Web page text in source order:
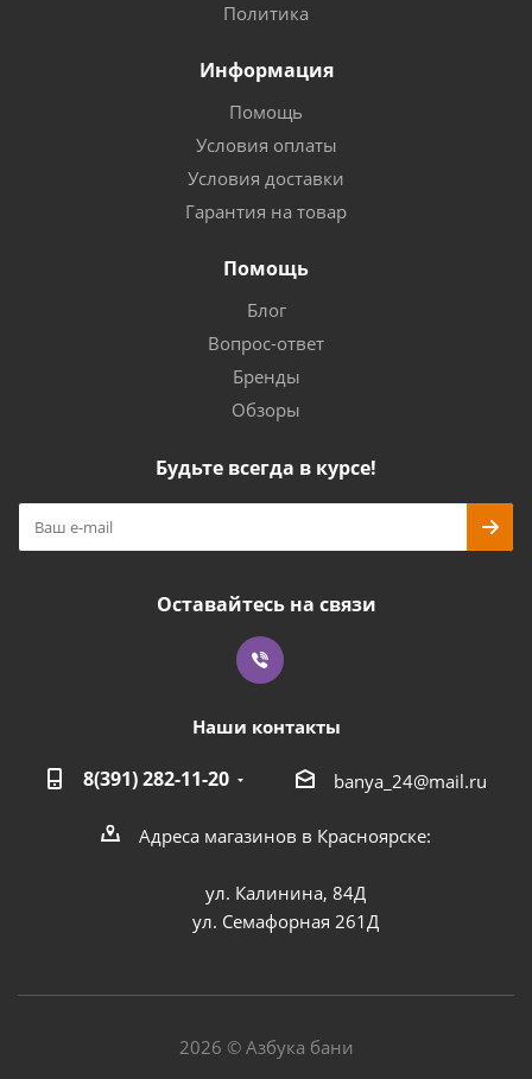
Политика
Информация
Помощь
Условия оплаты
Условия доставки
Гарантия на товар
Помощь
Блог
Вопрос-ответ
Бренды
Обзоры
Будьте всегда в курсе!
Оставайтесь на связи
Наши контакты
8(391) 282-11-20 banya_24@mail.ru
Адреса магазинов в Красноярске:
ул. Калинина, 84Д
ул. Семафорная 261Д
2026 © Азбука бани